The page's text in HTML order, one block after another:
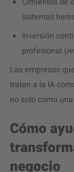
sistemas
Inversión
profesional (
Las empresas
traten a la IA
no solo como
Cómo
negocio